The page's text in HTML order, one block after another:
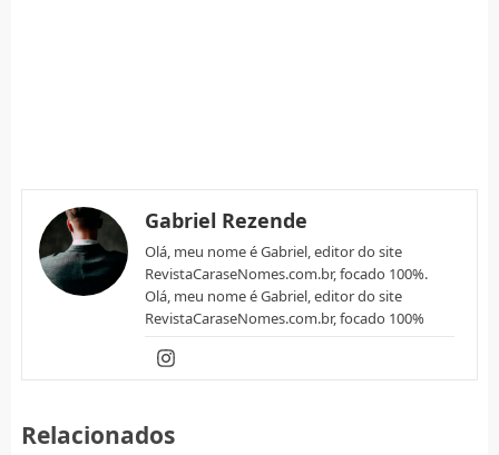
Gabriel Rezende
Olá, meu nome é Gabriel, editor do site
RevistaCaraseNomes.com.br, focado 100%.
Olá, meu nome é Gabriel, editor do site
RevistaCaraseNomes.com.br, focado 100%
Relacionados